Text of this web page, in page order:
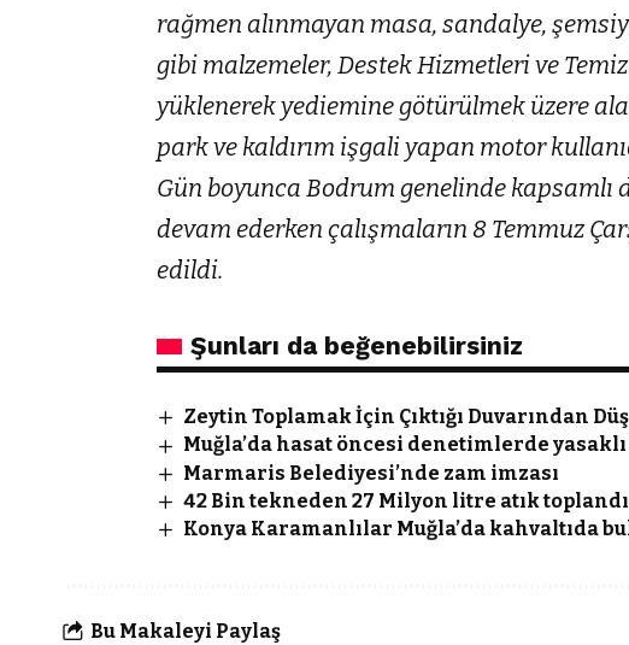
rağmen alınmayan masa, sandalye,
gibi malzemeler, Destek Hizmetleri ve
yüklenerek yediemine götürülmek üzere
park ve kaldırım işgali yapan motor
Gün boyunca Bodrum genelinde kapsamlı
devam ederken çalışmaların 8 Temmuz
edildi.
Şunları da beğenebilirsiniz
Zeytin Toplamak İçin Çıktığı Duvarından
Muğla’da hasat öncesi denetimlerde
Marmaris Belediyesi’nde zam imzası
42 Bin tekneden 27 Milyon litre atık toplandı
Konya Karamanlılar Muğla’da kahvaltıda
Bu Makaleyi Paylaş